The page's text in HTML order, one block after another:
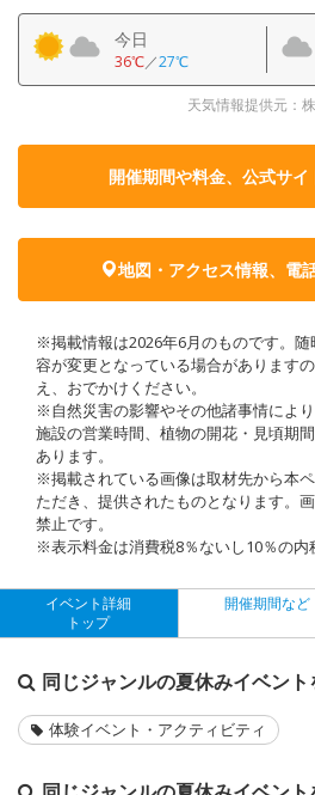
今日
36℃／27℃
天気情報提供元：
開催期間や料金、公式サイ
地図・アクセス情報、電
※掲載情報は2026年6月のものです。
容が変更となっている場合があります
え、おでかけください。
※自然災害の影響やその他諸事情により
施設の営業時間、植物の開花・見頃期
あります。
※掲載されている画像は取材先から本
ただき、提供されたものとなります。
禁止です。
※表示料金は消費税8％ないし10％の内
イベント詳細
トップ
開催期間など
同じジャンルの夏休みイベント
体験イベント・アクティビティ